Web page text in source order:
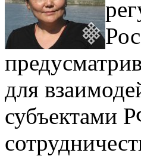
для
субъектами